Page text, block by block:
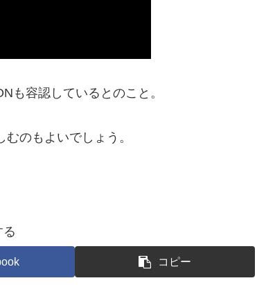
も容認しているとのこと。
のもよいでしょう。
る
コピー